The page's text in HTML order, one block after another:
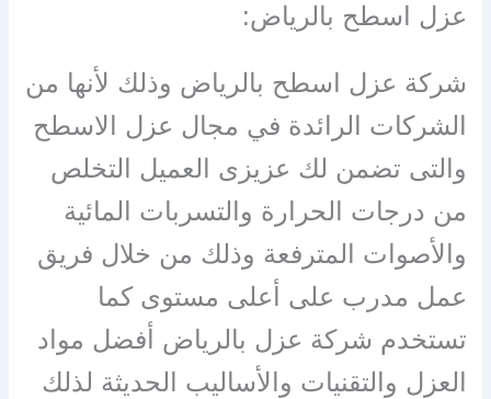
عزل اسطح بالرياض:
شركة عزل اسطح بالرياض وذلك لأنها من
الشركات الرائدة في مجال عزل الاسطح
والتى تضمن لك عزيزى العميل التخلص
من درجات الحرارة والتسربات المائية
والأصوات المترفعة وذلك من خلال فريق
عمل مدرب على أعلى مستوى كما
تستخدم شركة عزل بالرياض أفضل مواد
العزل والتقنيات والأساليب الحديثة لذلك